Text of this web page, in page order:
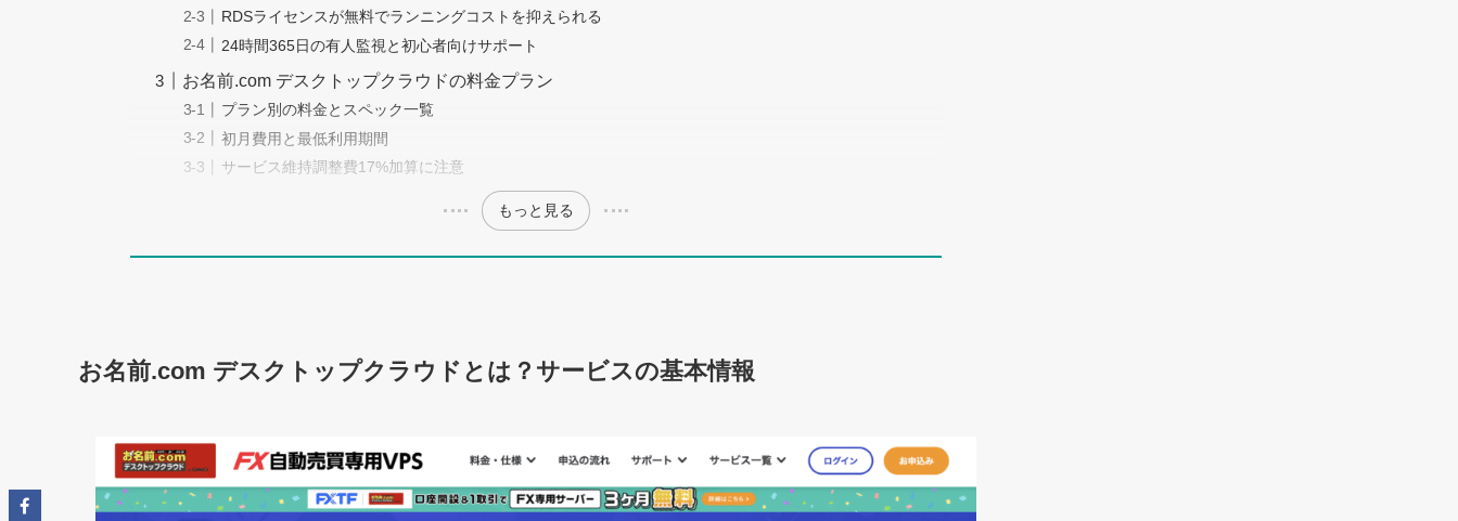
RDSライセンスが無料でランニングコストを抑えられる
24時間365日の有人監視と初心者向けサポート
お名前.com デスクトップクラウドの料金プラン
プラン別の料金とスペック一覧
初月費用と最低利用期間
サービス維持調整費17%加算に注意
もっと見る
お名前.com デスクトップクラウドとは？サービスの基本情報